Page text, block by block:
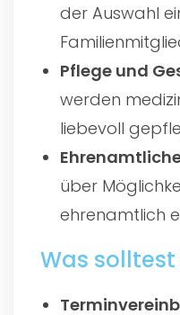
der Auswahl
Pflege und
werden
liebevoll
über
ehrenamtlich
Was